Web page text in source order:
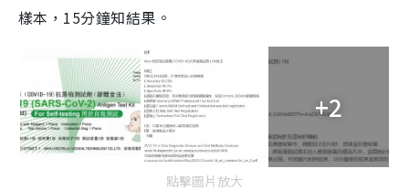
樣本，15分鐘知結果。
+2
點擊圖片放大